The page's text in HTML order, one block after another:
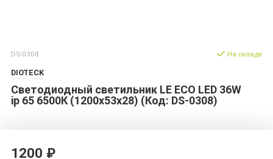
DS-0308
DIOTECK
Светодиодный светильник LE ECO LED 36W
ip 65 6500К (1200x53x28) (Код: DS-0308)
На складе
1200 ₽